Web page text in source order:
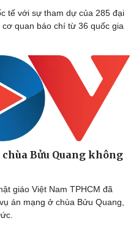
Công nghệ
Trải nghiệm
Chuyển đổi số
tế với sự tham dự của 285 đại
quan báo chí từ 36 quốc gia
Bửu Quang không
giáo Việt Nam TPHCM đã
án mạng ở chùa Bửu Quang,